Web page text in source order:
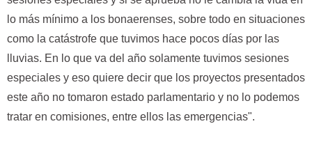
lo más mínimo a los bonaerenses, sobre todo en situaciones
como la catástrofe que tuvimos hace pocos días por las
lluvias. En lo que va del año solamente tuvimos sesiones
especiales y eso quiere decir que los proyectos presentados
este año no tomaron estado parlamentario y no lo podemos
tratar en comisiones, entre ellos las emergencias".